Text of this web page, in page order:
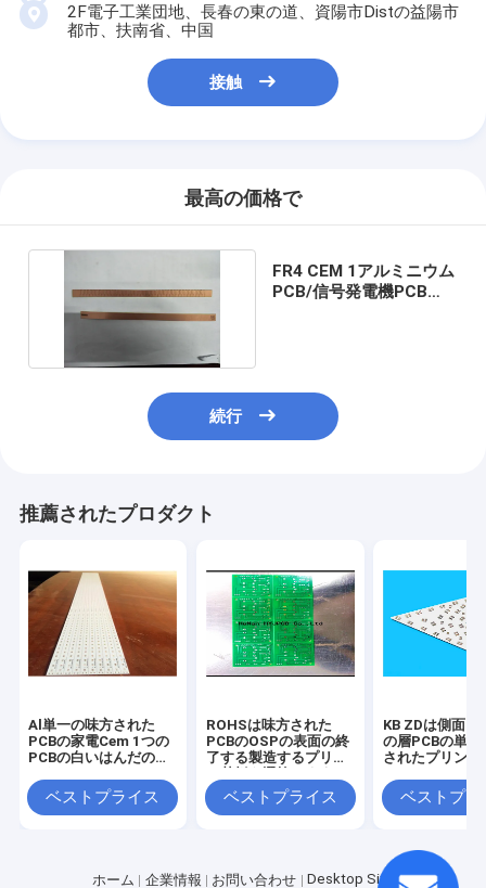
2F電子工業団地、長春の東の道、資陽市Distの益陽市
都市、扶南省、中国
接触
最高の価格で
FR4 CEM 1アルミニウム
PCB/信号発電機PCB
続行
推薦されたプロダクト
Al単一の味方された
PCBの家電Cem 1つの
PCBの白いはんだのマ
ベストプライス
ROHSは味方された
PCBのOSPの表面の終
了する製造するプリン
ベストプライス
KB ZDは側面
の層PCBの単一
されたプリント
選抜します
ベストプラ
ホーム 企業情報 お問い合わせ Desktop Site